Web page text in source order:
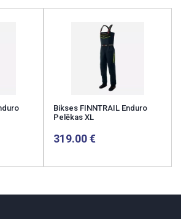
Bikses FINNTRAIL Enduro
Pelēkas XL
319.00